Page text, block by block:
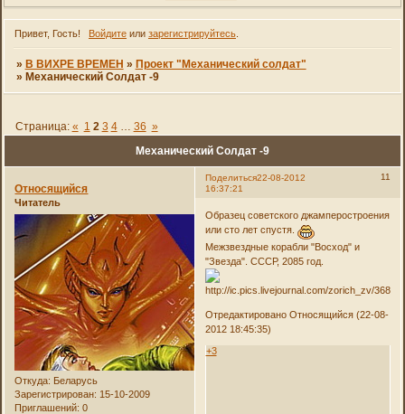
Привет, Гость! Войдитеили зарегистрируйтесь.
» В ВИХРЕ ВРЕМЕН » Проект "Механический солдат"
» Механический Солдат -9
Механический Солдат -9
Страница: « 1 2 3 4 … 36 »
Поделиться 11
22-08-2012
16:37:21
Относящийся
Читатель
Откуда: Беларусь
Зарегистрирован: 15-10-2009
Приглашений: 0
Образец советского джамперостроения
или сто лет спустя.
Межзвездные корабли "Восход" и
"Звезда". СССР, 2085 год.
Отредактировано Относящийся (22-08-
2012 18:45:35)
+3